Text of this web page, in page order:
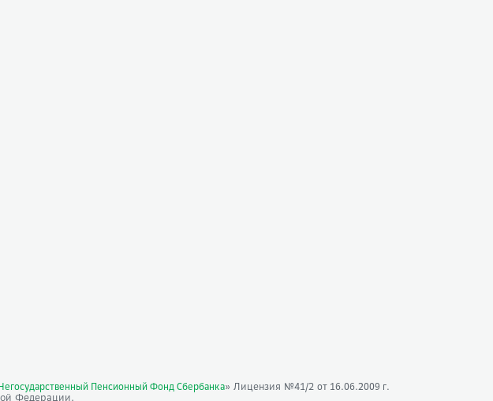
Негосударственный Пенсионный Фонд Сбербанка» Лицензия №41/2 от 16.06.2009 г.
Федерации.